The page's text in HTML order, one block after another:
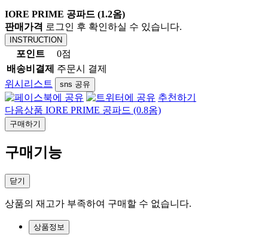
IORE PRIME 공파드 (1.2옴)
판매가격 로그인 후 확인하실 수 있습니다.
INSTRUCTION
포인트
0점
배송비결제
주문시 결제
위시리스트
sns 공유
추천하기
다음상품 IORE PRIME 공파드 (0.8옴)
구매하기
구매기능
닫기
상품의 재고가 부족하여 구매할 수 없습니다.
상품정보